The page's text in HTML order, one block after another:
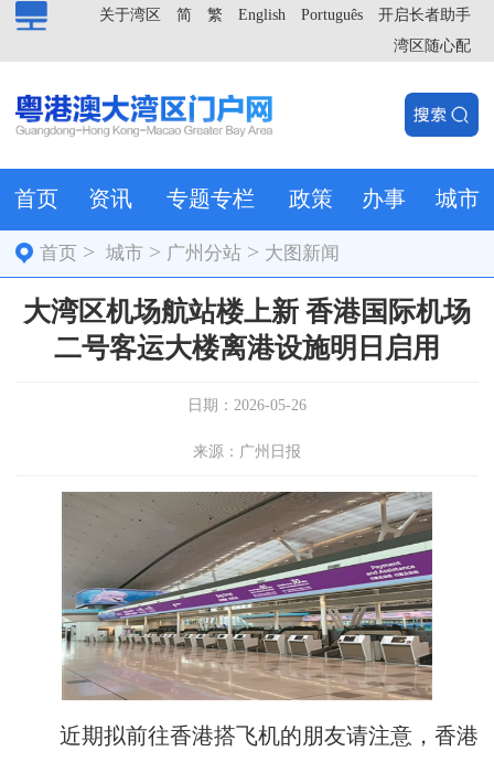
开启长者助手
Português
English
繁
简
关于湾区
湾区随心配
首页 资讯 专题专栏 政策 办事 城市
首页 >城市 > 广州分站 > 大图新闻
大湾区机场航站楼上新 香港国际机场
二号客运大楼离港设施明日启用
日期：2026-05-26
来源：广州日报
近期拟前往香港搭飞机的朋友请注意，香港